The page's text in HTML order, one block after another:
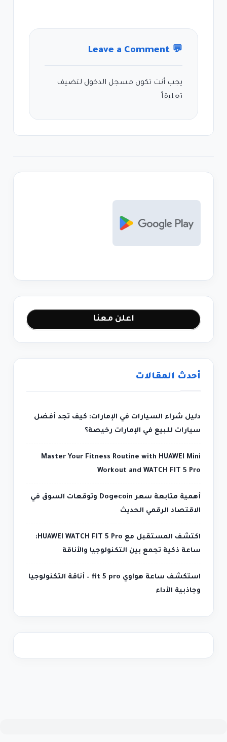
💬
Leave a Comment
يجب أنت تكون مسجل الدخول لتضيف
تعليقاً.
اعلن معنا
أحدث المقالات
دليل شراء السيارات في الإمارات: كيف تجد أفضل
سيارات للبيع في الإمارات رخيصة؟
Master Your Fitness Routine with HUAWEI Mini
Workout and WATCH FIT 5 Pro
أهمية متابعة سعر Dogecoin وتوقعات السوق في
الاقتصاد الرقمي الحديث
اكتشف المستقبل مع HUAWEI WATCH FIT 5 Pro:
ساعة ذكية تجمع بين التكنولوجيا والأناقة
استكشف ساعة هواوي fit 5 pro – أناقة التكنولوجيا
وجاذبية الأداء